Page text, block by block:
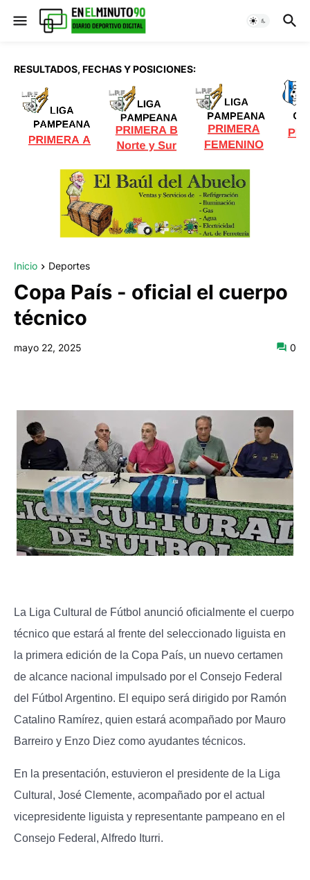
RESULTADOS, FECHAS Y POSICIONES:
Inicio Deportes
Copa País - oficial el cuerpo
técnico
mayo 22, 2025 0
La Liga Cultural de Fútbol anunció oficialmente el cuerpo
técnico que estará al frente del seleccionado liguista en
la primera edición de la Copa País, un nuevo certamen
de alcance nacional impulsado por el Consejo Federal
del Fútbol Argentino. El equipo será dirigido por Ramón
Catalino Ramírez, quien estará acompañado por Mauro
Barreiro y Enzo Diez como ayudantes técnicos.
En la presentación, estuvieron el presidente de la Liga
Cultural, José Clemente, acompañado por el actual
vicepresidente liguista y representante pampeano en el
Consejo Federal, Alfredo Iturri.